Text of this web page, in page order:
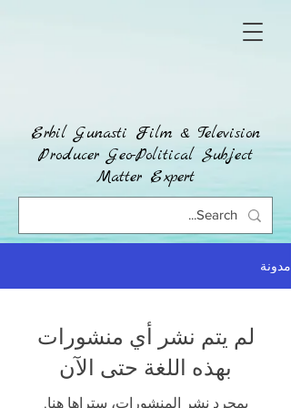
Erbil Gunasti Film & Television
Producer Geo-Political Subject
Matter Expert
مدونة
لم يتم نشر أي منشورات
بهذه اللغة حتى الآن
بمجرد نشر المنشورات، ستراها هنا.